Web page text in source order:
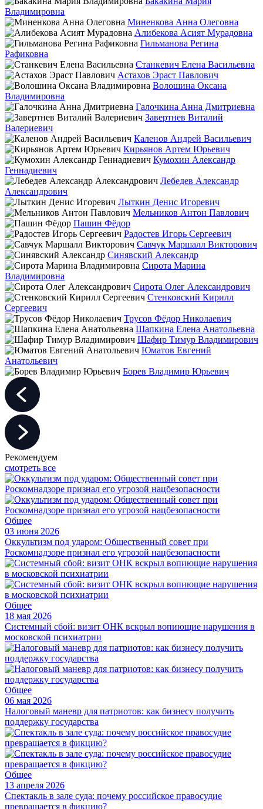
Владимировна
Миненкова Анна Олеговна
Алибекова Асият Мурадовна
Гильманова Регина
Рафиковна
Станкевич Елена Васильевна
Астахов Эраст Павлович
Волошина Оксана
Владимировна
Галочкина Анна Дмитриевна
Завертнев Виталий
Валериевич
Каленов Андрей Васильевич
Кирьянов Артем Юрьевич
Кумохин Александр
Геннадиевич
Лебедев Александр
Александрович
Лыткин Денис Игоревич
Мельников Антон Павлович
Пашин Фёдор
Радостев Игорь Сергеевич
Савчук Маршалл Викторович
Синявский Александр
Сирота Марина
Владимировна
Сирота Олег Александрович
Стенковский Кирилл
Сергеевич
Трусов Фёдор Николаевич
Шапкина Елена Анатольевна
Шафир Тимур Владимирович
Юматов Евгений
Анатольевич
Борев Владимир Юрьевич
Рекомендуем
смотреть все
Общее
03 июня 2026
Оккультизм под ударом: Общественный совет при
Роскомнадзоре признал его угрозой нацбезопасности
Общее
18 мая 2026
Системный сбой: визит ОНК вскрыл вопиющие нарушения в
московской психиатрии
Общее
06 мая 2026
Налоговый маневр для патриотов: как бизнесу получить
поддержку государства
Общее
13 апреля 2026
Спектакль в зале суда: почему российское правосудие
превращается в фикцию?